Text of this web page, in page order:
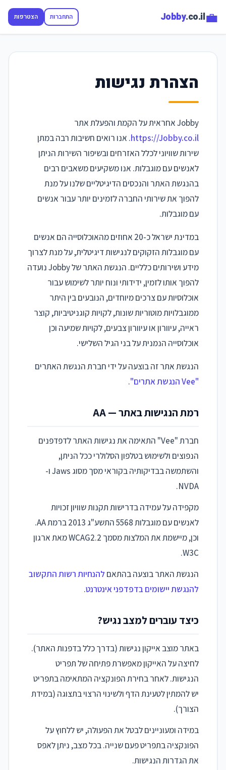
💼
Jobby.co.il התחברות הצטרפות
הצהרת נגישות
Jobby אחראית על הקמת והפעלת אתר
https://Jobby.co.il. אנו רואים חשיבות רבה במתן
שירות שוויוני לכלל האזרחים ובשיפור השירות הניתן
לאנשים עם מוגבלות. אנו משקיעים משאבים רבים
בהנגשת האתר והנכסים הדיגיטליים שלנו על מנת
להפוך את שירותי החברה לזמינים יותר עבור אנשים
עם מוגבלות.
במדינת ישראל כ-20 אחוזים מהאוכלוסייה הם אנשים
עם מוגבלות הזקוקים לנגישות דיגיטלית, על מנת לצרוך
מידע ושירותים כלליים. הנגשת האתר של Jobby נועדה
להפוך אותו לזמין, ידידותי ונוח יותר לשימוש עבור
אוכלוסיות עם צרכים מיוחדים, הנובעים בין היתר
ממוגבלויות מוטוריות שונות, לקויות קוגניטיביות, קוצר
ראייה, עיוורון או עיוורון צבעים, לקויות שמיעה וכן
אוכלוסייה הנמנית על בני הגיל השלישי.
הנגשת אתר זה בוצעה על ידי חברת הנגשת האתרים
"Vee הנגשת אתרים"
.
רמת הנגישות באתר — AA
חברת "Vee" התאימה את נגישות האתר לדפדפנים
הנפוצים ולשימוש בטלפון הסלולרי ככל הניתן,
והשתמשה בבדיקותיה בקוראי מסך מסוג Jaws ו-
NVDA.
מקפידה על עמידה בדרישות תקנות שוויון זכויות
לאנשים עם מוגבלות 5568 התשע"ג 2013 ברמת AA.
וכן, מיישמת את המלצות מסמך WCAG2.2 מאת ארגון
W3C.
הנגשת האתר בוצעה בהתאם להנחיות רשות התקשוב
להנגשת יישומים בדפדפני אינטרנט.
כיצד עוברים למצב נגיש?
באתר מוצב אייקון נגישות (בדרך כלל בדפנות האתר).
לחיצה על האייקון מאפשרת פתיחה של תפריט
הנגישות. לאחר בחירת הפונקציה המתאימה בתפריט
יש להמתין לטעינת הדף ולשינוי הרצוי בתצוגה (במידת
הצורך).
במידה ומעוניינים לבטל את הפעולה, יש ללחוץ על
הפונקציה בתפריט פעם שנייה. בכל מצב, ניתן לאפס
את הגדרות הנגישות.